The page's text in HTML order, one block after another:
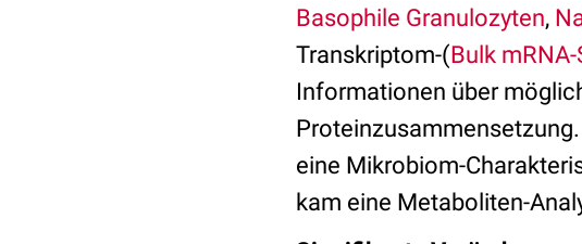
Basophile Granulozyten,
Transkriptom-(Bulk
Informationen über
eine Mikrobiom-
kam eine Metaboliten-